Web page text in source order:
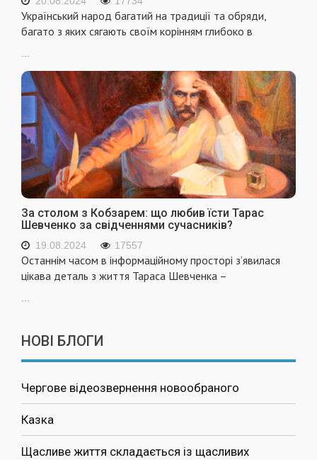
Український народ багатий на традиції та обряди,
багато з яких сягають своїм корінням глибоко в
За столом з Кобзарем: що любив їсти Тарас
Шевченко за свідченнями сучасників?
19.08.2024 17557
Останнім часом в інформаційному просторі з’явилася
цікава деталь з життя Тараса Шевченка –
НОВІ БЛОГИ
Чергове відеозвернення новообраного
Казка
Щасливе життя складається із щасливих